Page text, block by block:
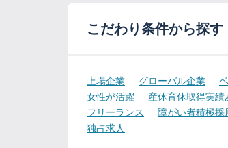
こだわり条件から探す
上場企業 グローバル企業
女性が活躍
産休育休取得実績
フリーランス
障がい者積極採
独占求人